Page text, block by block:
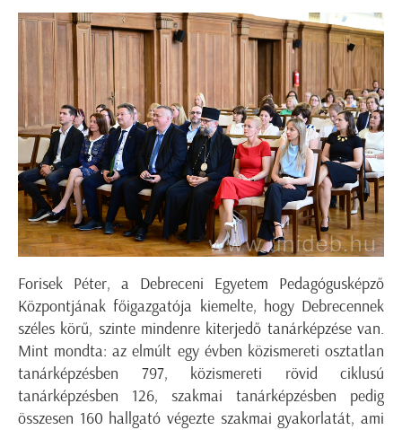
Forisek Péter, a Debreceni Egyetem Pedagógusképző
Központjának főigazgatója kiemelte, hogy Debrecennek
széles körű, szinte mindenre kiterjedő tanárképzése van.
Mint mondta: az elmúlt egy évben közismereti osztatlan
tanárképzésben 797, közismereti rövid ciklusú
tanárképzésben 126, szakmai tanárképzésben pedig
összesen 160 hallgató végezte szakmai gyakorlatát, ami